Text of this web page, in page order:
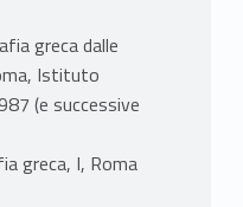
greca dalle
Istituto
(e successive
greca, I, Roma